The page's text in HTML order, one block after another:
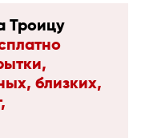
Троицу
близких,